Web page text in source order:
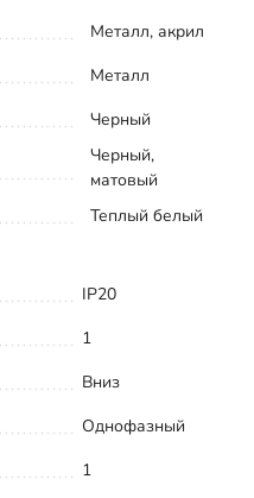
Металл, акрил
Металл
Черный
Черный,
матовый
Теплый белый
IP20
1
Вниз
Однофазный
1